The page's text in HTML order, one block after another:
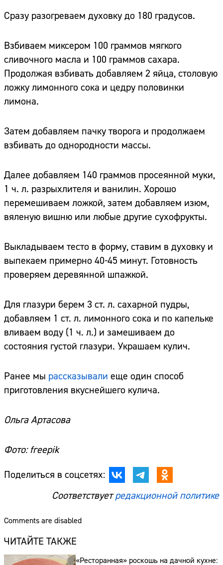
Сразу разогреваем духовку до 180 градусов.
Взбиваем миксером 100 граммов мягкого
сливочного масла и 100 граммов сахара.
Продолжая взбивать добавляем 2 яйца, столовую
ложку лимонного сока и цедру половинки
лимона.
Затем добавляем пачку творога и продолжаем
взбивать до однородности массы.
Далее добавляем 140 граммов просеянной муки,
1 ч. л. разрыхлителя и ванилин. Хорошо
перемешиваем ложкой, затем добавляем изюм,
вяленую вишню или любые другие сухофрукты.
Выкладываем тесто в форму, ставим в духовку и
выпекаем примерно 40-45 минут. Готовность
проверяем деревянной шпажкой.
Для глазури берем 3 ст. л. сахарной пудры,
добавляем 1 ст. л. лимонного сока и по капельке
вливаем воду (1 ч. л.) и замешиваем до
состояния густой глазури. Украшаем кулич.
Ранее мы рассказывали еще один способ
приготовления вкуснейшего кулича.
Ольга Артасова
Фото: freepik
Поделиться в соцсетях:
Соответствуетредакционной политике
Comments are disabled
ЧИТАЙТЕ ТАКЖЕ
«Ресторанная» роскошь на дачной кухне: